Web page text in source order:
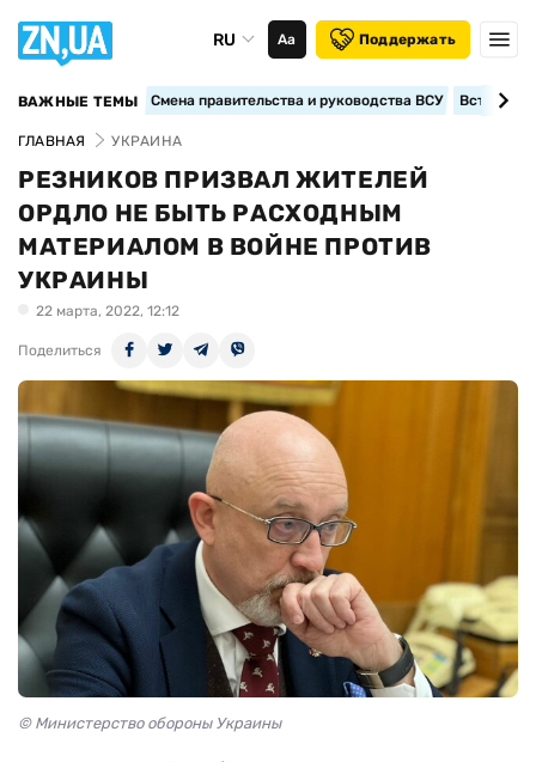
RU Аа Поддержать
ВАЖНЫЕ ТЕМЫ Смена правительства и руководства ВСУ
ГЛАВНАЯ УКРАИНА
РЕЗНИКОВ ПРИЗВАЛ ЖИТЕЛЕЙ
ОРДЛО НЕ БЫТЬ РАСХОДНЫМ
МАТЕРИАЛОМ В ВОЙНЕ ПРОТИВ
УКРАИНЫ
22 марта, 2022, 12:12
Поделиться
© Министерство обороны Украины